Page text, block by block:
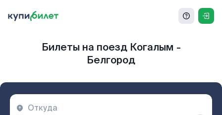
Билеты на поезд Когалым -
Белгород